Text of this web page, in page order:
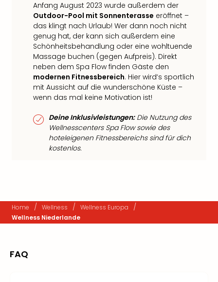
Anfang August 2023 wurde außerdem der
Outdoor-Pool mit Sonnenterasse eröffnet –
das klingt nach Urlaub! Wer dann noch nicht
genug hat, der kann sich außerdem eine
Schönheitsbehandlung oder eine wohltuende
Massage buchen (gegen Aufpreis). Direkt
neben dem Spa Flow finden Gäste den
modernen Fitnessbereich. Hier wird’s sportlich
mit Aussicht auf die wunderschöne Küste –
wenn das mal keine Motivation ist!
Deine Inklusivleistungen:Die Nutzung des
Wellnesscenters Spa Flow sowie des
hoteleigenen Fitnessbereichs sind für dich
kostenlos.
Home / Wellness / Wellness Europa /
Wellness Niederlande
FAQ